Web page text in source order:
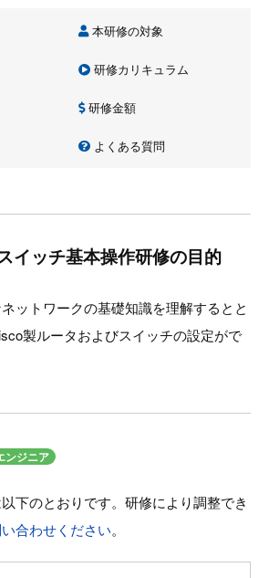
本研修の対象
研修カリキュラム
研修金額
よくある質問
イッチ基本操作研修の目的
ットワークの基礎知識を理解するとと
製ルータおよびスイッチの設定がで
ンジニア
下のとおりです。研修により調整でき
合わせください。